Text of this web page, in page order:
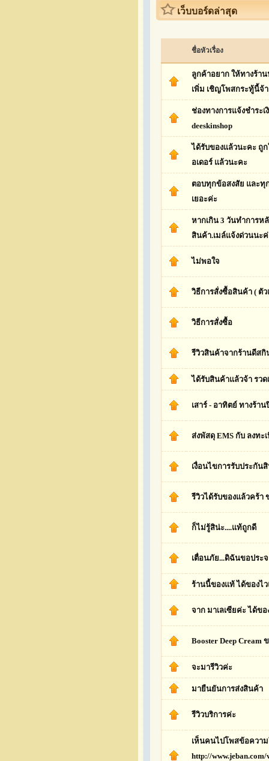
เว็บบอร์ดล่าสุด
ชื่อหัวเรื่อง
ลูกค้าอยาก ให้ทางร้า
เพิ่ม เชิญโพสกระทู้นี้จ้า
ช่องทางการแจ้งชำระ
deeskinshop
ได้รับของแล้วนะคะ ถู
อเดอร์ แล้วนะคะ
ตอบทุกข้อสงสัย และ
เยอะค่ะ
หากเกิน 3 วันทำการห
สินค้า.เมล์แจ้งด่วนนะ
ไม่พอใจ
วิธีการสั่งซื้อสินค้า ( ตั
วิธีการสั่งซื้อ
รีวิวสินค้าจากร้านดีสกิ
ได้รับสินค้าแล้วจ้า รวด
เสาร์ - อาทิตย์ ทางร้า
ส่งพัสดุ EMS กับ ลงทะ
เงื่อนไขการรับประกัน
รีวิวได้รับของแล้วคร้า
ก็ไม่รู้สิน่ะ....แท้ถูกดี
เตื่อนภัย...ดิฉันขอประ
ร้านนี้ของแท้ ได้ของไ
จาก มาเลเซียค่ะ ได้ข
Booster Deep Cream
จะมารีวิวค่ะ
มายืนยันการส่งสินค้า
รีวิวบริการค่ะ
เห็นคนไปโพสข้อความ
http://